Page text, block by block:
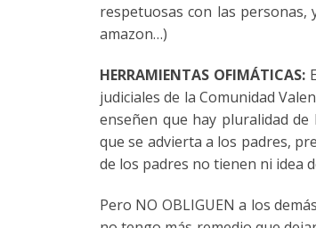
respetuosas con las
amazon…)
HERRAMIENTAS OFIMÁTICAS:
judiciales de la Comunidad
enseñen que hay pluralidad de
que se advierta a los padres,
de los padres no tienen ni idea
Pero NO OBLIGUEN a los